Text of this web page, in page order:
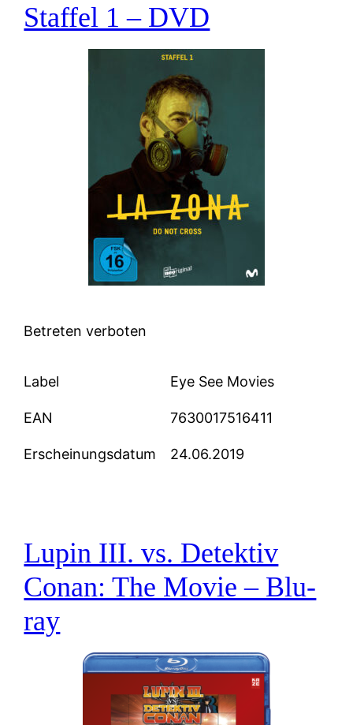
Staffel 1 – DVD
Betreten verboten
Label Eye See Movies
EAN 7630017516411
Erscheinungsdatum 24.06.2019
Lupin III. vs. Detektiv
Conan: The Movie – Blu-
ray